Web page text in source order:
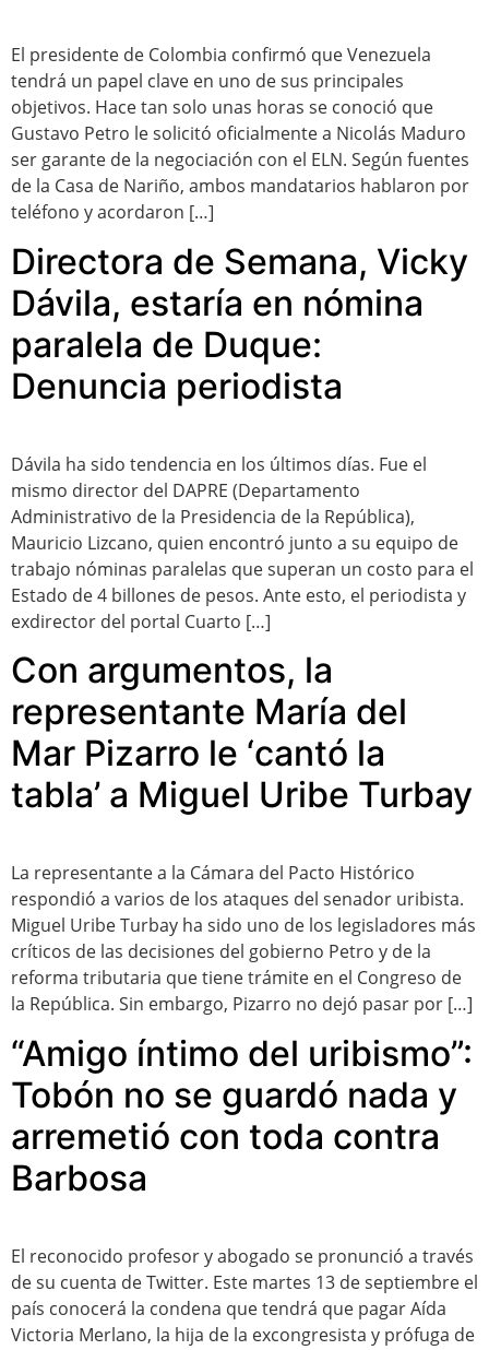
El presidente de Colombia confirmó que Venezuela
tendrá un papel clave en uno de sus principales
objetivos. Hace tan solo unas horas se conoció que
Gustavo Petro le solicitó oficialmente a Nicolás Maduro
ser garante de la negociación con el ELN. Según fuentes
de la Casa de Nariño, ambos mandatarios hablaron por
teléfono y acordaron […]
Directora de Semana, Vicky
Dávila, estaría en nómina
paralela de Duque:
Denuncia periodista
Dávila ha sido tendencia en los últimos días. Fue el
mismo director del DAPRE (Departamento
Administrativo de la Presidencia de la República),
Mauricio Lizcano, quien encontró junto a su equipo de
trabajo nóminas paralelas que superan un costo para el
Estado de 4 billones de pesos. Ante esto, el periodista y
exdirector del portal Cuarto […]
Con argumentos, la
representante María del
Mar Pizarro le ‘cantó la
tabla’ a Miguel Uribe Turbay
La representante a la Cámara del Pacto Histórico
respondió a varios de los ataques del senador uribista.
Miguel Uribe Turbay ha sido uno de los legisladores más
críticos de las decisiones del gobierno Petro y de la
reforma tributaria que tiene trámite en el Congreso de
la República. Sin embargo, Pizarro no dejó pasar por […]
“Amigo íntimo del uribismo”:
Tobón no se guardó nada y
arremetió con toda contra
Barbosa
El reconocido profesor y abogado se pronunció a través
de su cuenta de Twitter. Este martes 13 de septiembre el
país conocerá la condena que tendrá que pagar Aída
Victoria Merlano, la hija de la excongresista y prófuga de